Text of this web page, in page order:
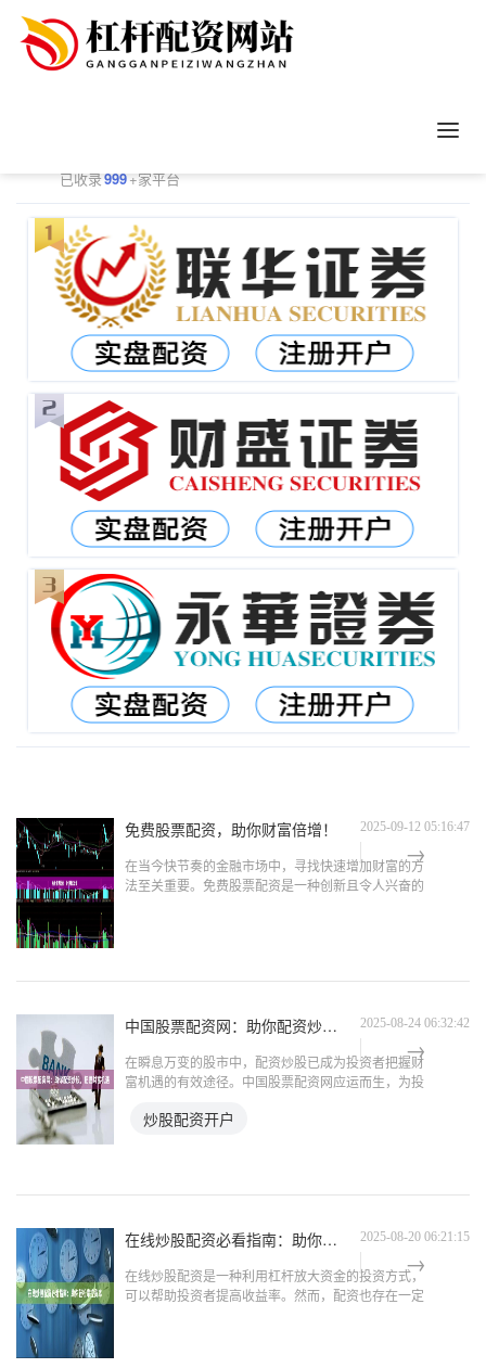
已收录999+家平台
免费股票配资，助你财富倍增！ 2025-09-12 05:16:47
在当今快节奏的金融市场中，寻找快速增加财富的方
法至关重要。免费股票配资是一种创新且令人兴奋的
中国股票配资网：助你配资炒股，把握财富机遇 2025-08-24 06:32:42
在瞬息万变的股市中，配资炒股已成为投资者把握财
富机遇的有效途径。中国股票配资网应运而生，为投
股？** 配资炒股是指投资者通过借用资金进行股票交
炒股配资开户
在线炒股配资必看指南：助你轻松掌控资本 2025-08-20 06:21:15
在线炒股配资是一种利用杠杆放大资金的投资方式，
可以帮助投资者提高收益率。然而，配资也存在一定